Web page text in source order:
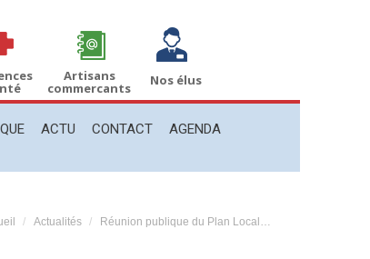
Artisans
commercants Nos élus
ACTU CONTACT AGENDA
êtes ici :
Actualités Réunion publique du Plan Local…
CONTACT AGENDA